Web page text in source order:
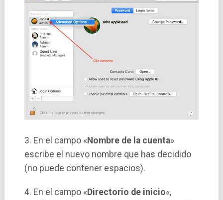
3. En el campo «Nombre de la cuenta»
escribe el nuevo nombre que has decidido
(no puede contener espacios).
4. En el campo «Directorio de inicio«,